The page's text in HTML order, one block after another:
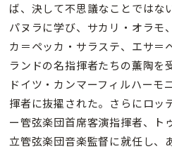
ば、決して不思議なことではな
パヌラに学び、サカリ・オラモ
カ＝ペッカ・サラステ、エサ＝
ランドの名指揮者たちの薫陶を
ドイツ・カンマーフィルハーモ
揮者に抜擢された。さらにロッ
ー管弦楽団首席客演指揮者、ト
立管弦楽団音楽監督に就任し、